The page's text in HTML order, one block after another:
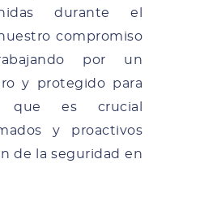
durante el
compromiso
por un
y protegido para
que es crucial
y proactivos
de la seguridad en